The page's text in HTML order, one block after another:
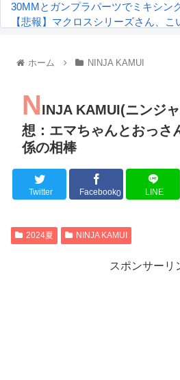
30MMとガンプラパーツでミキシン
【悲報】マクロスシリーズさん、
『進撃の巨人』で一番面白いところ
るろうに剣心 -明治剣客浪漫譚- 京都
同盟、帝国、フェザーン。生まれる
Powered by livedoor 相互RSS
ホーム NINJA KAMUI
NINJA KAMUI(ニンジ
想：エマちゃんとおっさ
係の相棒
Twitter Facebook0 LINE
2024夏 NINJA KAMUI
スポンサーリ